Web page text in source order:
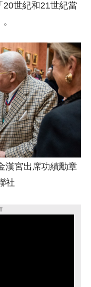
20世紀和21世紀當
漢宮出席功績勳章
社